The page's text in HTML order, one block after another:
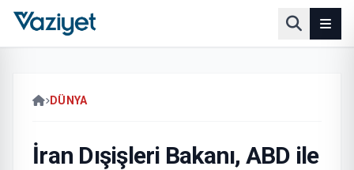
DÜNYA
İran Dışişleri Bakanı, ABD ile